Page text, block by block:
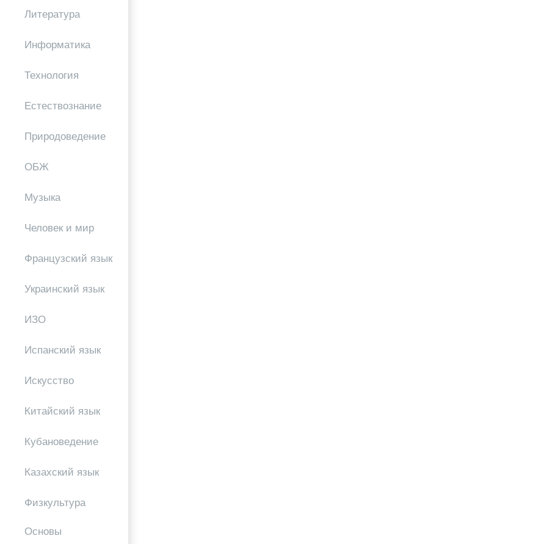
Литература
Информатика
Технология
Естествознание
Природоведение
ОБЖ
Музыка
Человек и мир
Французский язык
Украинский язык
ИЗО
Испанский язык
Искусство
Китайский язык
Кубановедение
Казахский язык
Физкультура
Основы